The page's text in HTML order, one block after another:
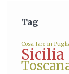
Tag
Cosa fare in
Sicilia